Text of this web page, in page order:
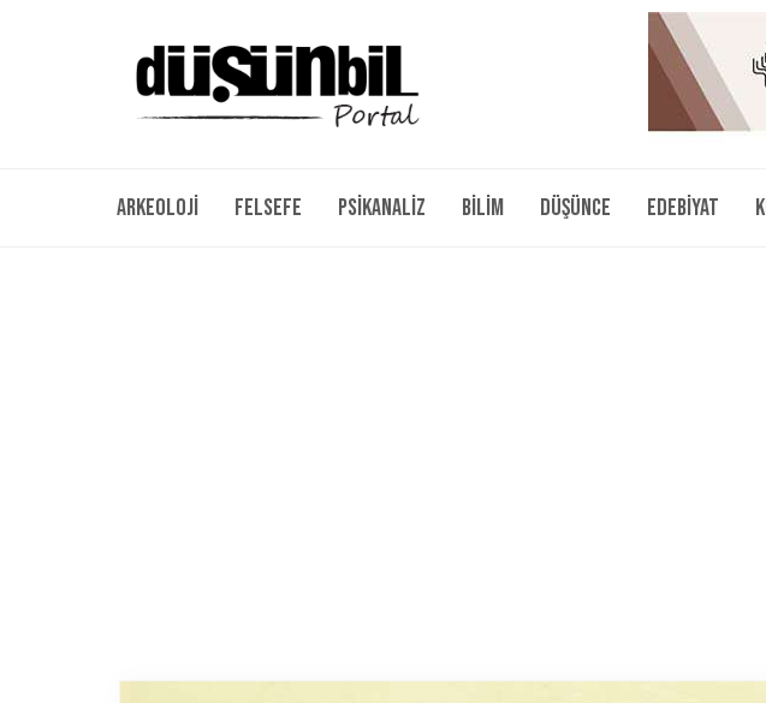
Arkeoloji Felsefe Psikanaliz Bilim Düşünce Edebiyat